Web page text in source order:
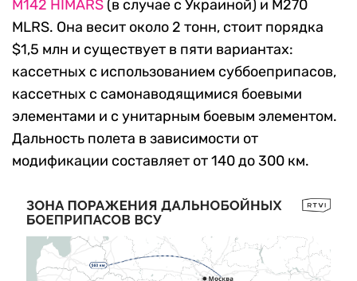
M142 HIMARS (в случае с Украиной) и M270
MLRS. Она весит около 2 тонн, стоит порядка
$1,5 млн и существует в пяти вариантах:
кассетных с использованием суббоеприпасов,
кассетных с самонаводящимися боевыми
элементами и с унитарным боевым элементом.
Дальность полета в зависимости от
модификации составляет от 140 до 300 км.